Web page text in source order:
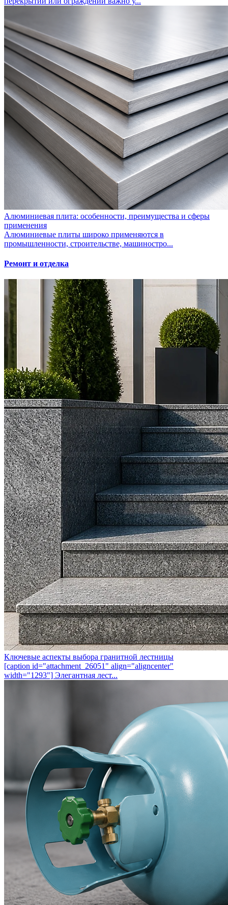
Алюминиевая плита: особенности, преимущества и сферы
применения
Алюминиевые плиты широко применяются в
промышленности, строительстве, машиностро...
Ремонт и отделка
Ключевые аспекты выбора гранитной лестницы
[caption id="attachment_26051" align="aligncenter"
width="1293"] Элегантная лест...